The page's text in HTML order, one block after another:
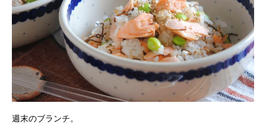
週末のブランチ。